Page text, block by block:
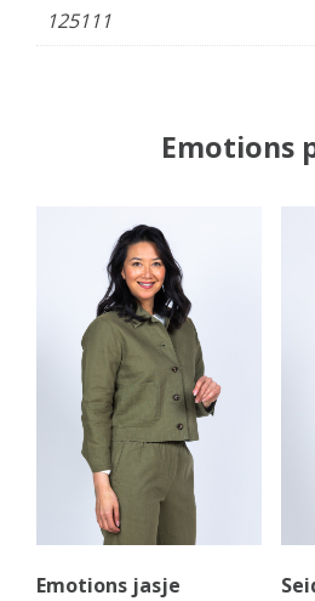
125111
Emotions
Emotions jasje